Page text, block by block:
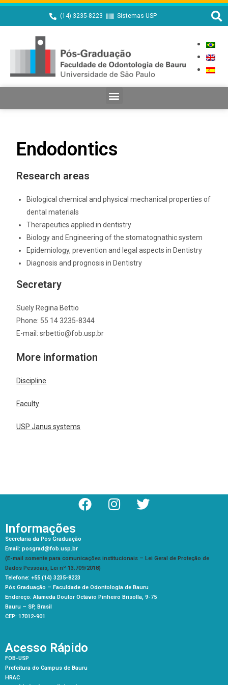
(14) 3235-8223 Sistemas USP
Endodontics
Research areas
Biological chemical and physical mechanical properties of
dental materials
Therapeutics applied in dentistry
Biology and Engineering of the stomatognathic system
Epidemiology, prevention and legal aspects in Dentistry
Diagnosis and prognosis in Dentistry
Secretary
Suely Regina Bettio
Phone: 55 14 3235-8344
E-mail: srbettio@fob.usp.br
More information
Discipline
Faculty
USP Janus systems
Informações
Secretaria da Pós Graduação
Email: posgrad@fob.usp.br
(E-mail somente para comunicações institucionais – Lei Geral de Proteção de
Dados Pessoais, Lei nº 13.709/2018)
Telefone: +55 (14) 3235-8223
Pós Graduação – Faculdade de Odontologia de Bauru
Endereço: Alameda Doutor Octávio Pinheiro Brisolla, 9-75
Bauru – SP, Brasil
CEP: 17012-901
Acesso Rápido
FOB-USP
Prefeitura do Campus de Bauru
HRAC